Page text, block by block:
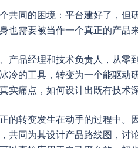
共同的困境：平台建好了，
需要被当作一个真正的产品
产品经理和技术负责人，从
冷的工具，转变为一个能驱
痛点，如何设计出既有技术
的转变发生在动手的过程中
共同为其设计产品路线图，